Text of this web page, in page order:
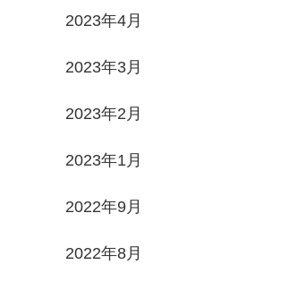
2023年4月
2023年3月
2023年2月
2023年1月
2022年9月
2022年8月